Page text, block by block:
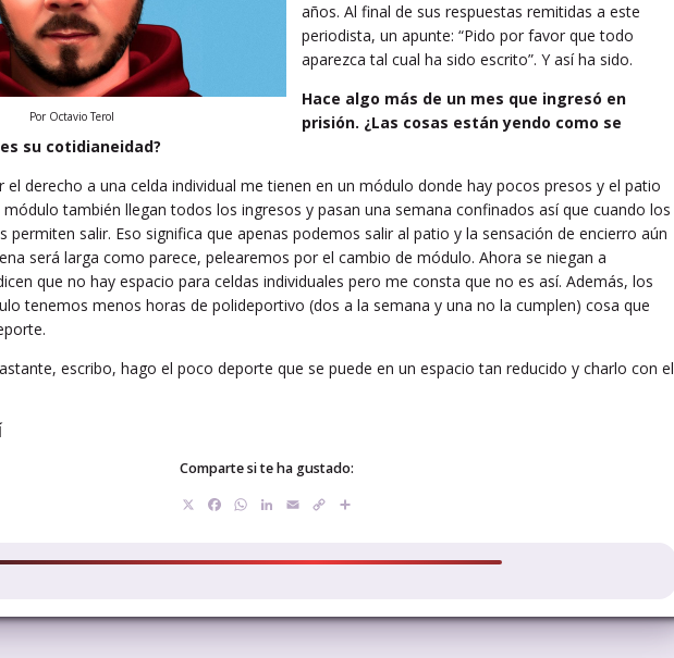
Por Octavio Terol
años. Al final de sus respuestas remitidas a este
periodista, un apunte: “Pido por favor que todo
aparezca tal cual ha sido escrito”. Y así ha sido.
Hace algo más de un mes que ingresó en
prisión. ¿Las cosas están yendo como se
su cotidianeidad?
el derecho a una celda individual me tienen en un módulo donde hay pocos presos y el patio
también llegan todos los ingresos y pasan una semana confinados así que cuando los
permiten salir. Eso significa que apenas podemos salir al patio y la sensación de encierro aún
será larga como parece, pelearemos por el cambio de módulo. Ahora se niegan a
que no hay espacio para celdas individuales pero me consta que no es así. Además, los
tenemos menos horas de polideportivo (dos a la semana y una no la cumplen) cosa que
escribo, hago el poco deporte que se puede en un espacio tan reducido y charlo con el
Comparte si te ha gustado:
Facebook
WhatsApp
LinkedIn
EmailCopy